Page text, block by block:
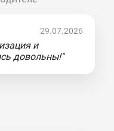
29.07.2026
и
довольны!"